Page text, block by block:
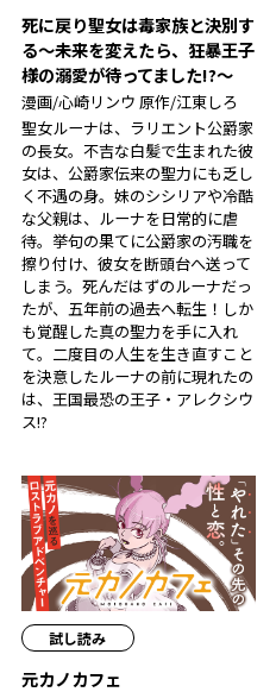
死に戻り聖女は毒家族と決別す
る〜未来を変えたら、狂暴王子
様の溺愛が待ってました!?〜
漫画/心崎リンウ 原作/江東しろ
聖女ルーナは、ラリエント公爵家
の長女。不吉な白髪で生まれた彼
女は、公爵家伝来の聖力にも乏し
く不遇の身。妹のシシリアや冷酷
な父親は、ルーナを日常的に虐
待。挙句の果てに公爵家の汚職を
擦り付け、彼女を断頭台へ送って
しまう。死んだはずのルーナだっ
たが、五年前の過去へ転生！――しか
も覚醒した真の聖力を手に入れ
て。二度目の人生を生き直すこと
を決意したルーナの前に現れたの
は、王国最恐の王子・アレクシウ
ス!?
試し読み
元カノカフェ